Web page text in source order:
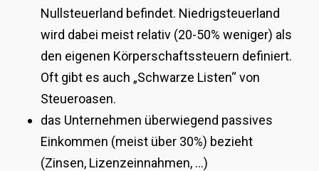
Nullsteuerland befindet. Niedrigsteuerland
wird dabei meist relativ (20-50% weniger) als
den eigenen Körperschaftssteuern definiert.
Oft gibt es auch „Schwarze Listen“ von
Steueroasen.
das Unternehmen überwiegend passives
Einkommen (meist über 30%) bezieht
(Zinsen, Lizenzeinnahmen, …)